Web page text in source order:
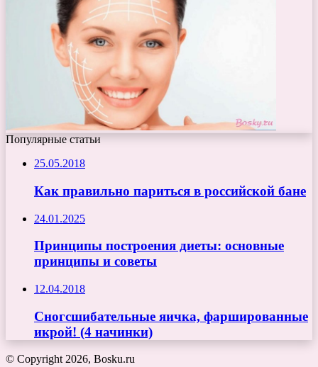
Популярные статьи
25.05.2018
Как правильно париться в российской бане
24.01.2025
Принципы построения диеты: основные
принципы и советы
12.04.2018
Сногсшибательные яичка, фаршированные
икрой! (4 начинки)
© Copyright 2026, Bosku.ru